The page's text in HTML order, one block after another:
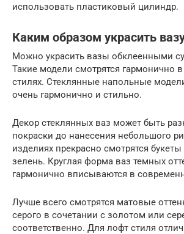
использовать пластиковый цилиндр.
Каким образом украсить
Можно украсить вазы обклеенными
Такие модели смотрятся гармонично
стилях. Стеклянные напольные
очень гармонично и стильно.
Декор стеклянных ваз может быть
покраски до нанесения небольшого
изделиях прекрасно смотрятся
зелень. Круглая форма ваз темных
гармонично вписываются в
Лучше всего смотрятся матовые
серого в сочетании с золотом или
соответственно. Для лофт стиля